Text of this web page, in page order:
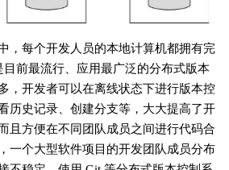
，每个开发人员的本地计算机都拥有完
前最流行、应用最广泛的分布式版本
，开发者可以在离线状态下进行版本控
历史记录、创建分支等，大大提高了开
且方便在不同团队成员之间进行代码合
一个大型软件项目的开发团队成员分布